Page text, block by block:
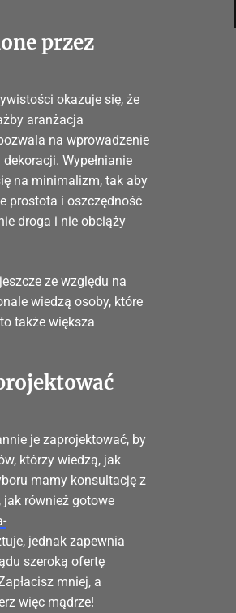
przez
okazuje się, że
aranżacja
na wprowadzenie
Wypełnianie
na minimalizm, tak aby
prostota i oszczędność
droga i nie obciąży
ze względu na
wiedzą osoby, które
także większa
je zaprojektować, by
którzy wiedzą, jak
mamy konsultację z
również gotowe
jednak zapewnia
szeroką ofertę
mniej, a
więc mądrze!